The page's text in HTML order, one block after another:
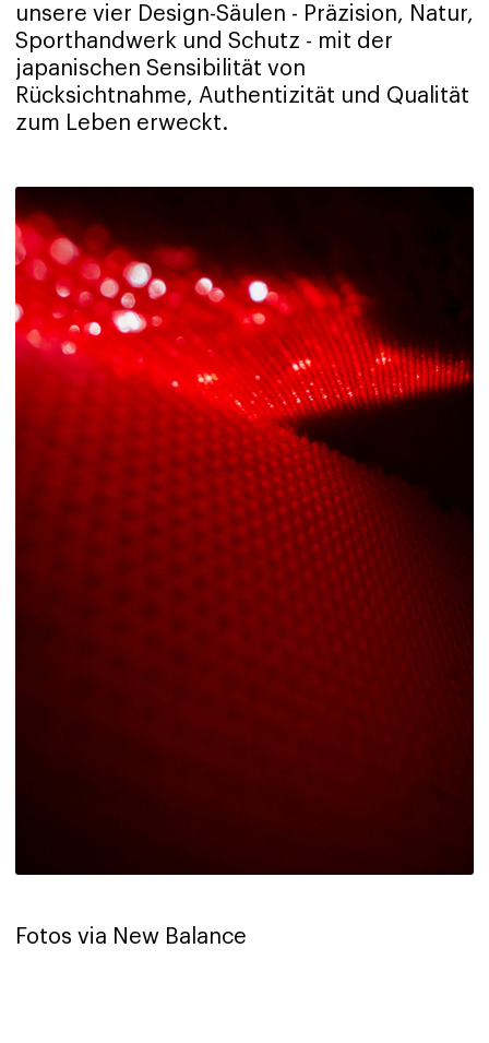
unsere vier Design-Säulen - Präzision, Natur,
Sporthandwerk und Schutz - mit der
japanischen Sensibilität von
Rücksichtnahme, Authentizität und Qualität
zum Leben erweckt.
Fotos via New Balance